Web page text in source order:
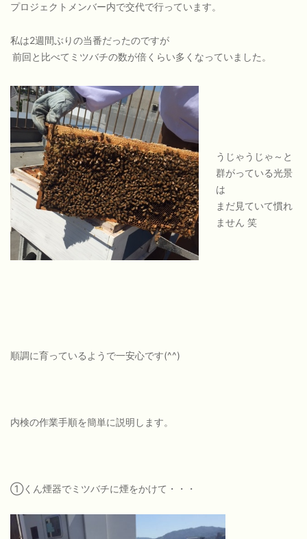
プロジェクトメンバー内で交代で行っています。
私は2週間ぶりの当番だったのですが
前回と比べてミツバチの数が倍くらい多くなっていました。
うじゃうじゃ～と
群がっている光景
は
まだ見ていて慣れ
ません 笑
順調に育っているようで一安心です(^^)
内検の作業手順を簡単に説明します。
①くん煙器でミツバチに煙をかけて・・・